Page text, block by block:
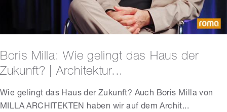
Boris Milla: Wie gelingt das Haus der
Zukunft? | Architektur...
Wie gelingt das Haus der Zukunft? Auch Boris Milla von
MILLA ARCHITEKTEN haben wir auf dem Archit...